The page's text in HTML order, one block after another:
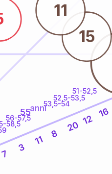
51-52,5
52,5-53,5
53,5-54
56-57,5
58,5
16
12
20
8
11
3
7
15
11
55anni